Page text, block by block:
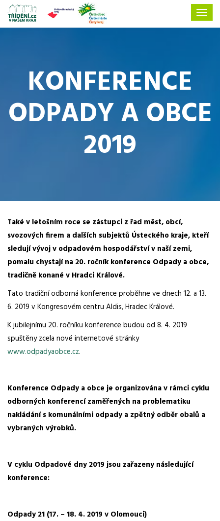
KONFERENCE
ODPADY A OBCE
2019
Také v letošním roce se zástupci z řad měst, obcí,
svozových firem a dalších subjektů Ústeckého kraje, kteří
sledují vývoj v odpadovém hospodářství v naší zemi,
pomalu chystají na 20. ročník konference Odpady a obce,
tradičně konané v Hradci Králové.
Tato tradiční odborná konference proběhne ve dnech 12. a 13.
6. 2019 v Kongresovém centru Aldis, Hradec Králové.
K jubilejnímu 20. ročníku konference budou od 8. 4. 2019
spuštěny zcela nové internetové stránky
www.odpadyaobce.cz.
Konference Odpady a obce je organizována v rámci cyklu
odborných konferencí zaměřených na problematiku
nakládání s komunálními odpady a zpětný odběr obalů a
vybraných výrobků.
V cyklu Odpadové dny 2019 jsou zařazeny následující
konference:
Odpady 21 (17. – 18. 4. 2019 v Olomouci)